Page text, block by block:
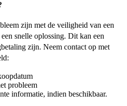
zijn met de veiligheid van een
snelle oplossing. Dit kan een
zijn. Neem contact op met
probleem
informatie, indien beschikbaar.